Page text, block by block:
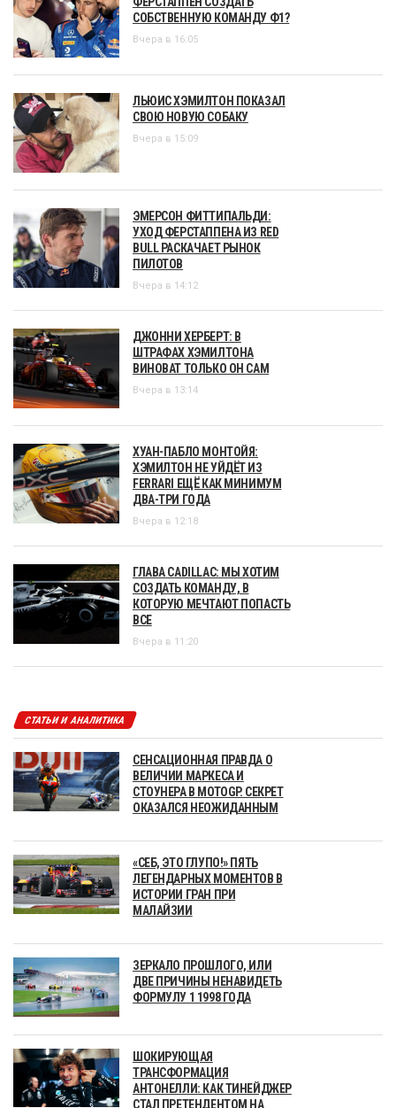
СОБСТВЕННУЮ КОМАНДУ Ф1?
Вчера в 16:05
ЛЬЮИС ХЭМИЛТОН ПОКАЗАЛ
СВОЮ НОВУЮ СОБАКУ
Вчера в 15:09
ЭМЕРСОН ФИТТИПАЛЬДИ:
УХОД ФЕРСТАППЕНА ИЗ RED
BULL РАСКАЧАЕТ РЫНОК
ПИЛОТОВ
Вчера в 14:12
ДЖОННИ ХЕРБЕРТ: В
ШТРАФАХ ХЭМИЛТОНА
ВИНОВАТ ТОЛЬКО ОН САМ
Вчера в 13:14
ХУАН-ПАБЛО МОНТОЙЯ:
ХЭМИЛТОН НЕ УЙДЁТ ИЗ
FERRARI ЕЩЁ КАК МИНИМУМ
ДВА-ТРИ ГОДА
Вчера в 12:18
ГЛАВА CADILLAC: МЫ ХОТИМ
СОЗДАТЬ КОМАНДУ, В
КОТОРУЮ МЕЧТАЮТ ПОПАСТЬ
ВСЕ
Вчера в 11:20
СТАТЬИ И АНАЛИТИКА
СЕНСАЦИОННАЯ ПРАВДА О
ВЕЛИЧИИ МАРКЕСА И
СТОУНЕРА В MOTOGP. СЕКРЕТ
ОКАЗАЛСЯ НЕОЖИДАННЫМ
«СЕБ, ЭТО ГЛУПО!» ПЯТЬ
ЛЕГЕНДАРНЫХ МОМЕНТОВ В
ИСТОРИИ ГРАН ПРИ
МАЛАЙЗИИ
ЗЕРКАЛО ПРОШЛОГО, ИЛИ
ДВЕ ПРИЧИНЫ НЕНАВИДЕТЬ
ФОРМУЛУ 1 1998 ГОДА
ШОКИРУЮЩАЯ
ТРАНСФОРМАЦИЯ
АНТОНЕЛЛИ: КАК ТИНЕЙДЖЕР
СТАЛ ПРЕТЕНДЕНТОМ НА